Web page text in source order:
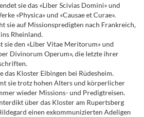
sie das «Liber Scivias Domini» und
«Physica» und «Causae et Curae».
sie auf Missionspredigten nach Frankreich,
Rheinland.
sie den «Liber Vitae Meritorum» und
Divinorum Operum», die letzte ihrer
das Kloster Eibingen bei Rüdesheim.
sie trotz hohen Alters und körperlicher
wieder Missions- und Predigtreisen.
über das Kloster am Rupertsberg
einen exkommunizierten Adeligen